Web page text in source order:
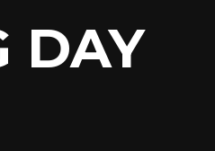
DAY